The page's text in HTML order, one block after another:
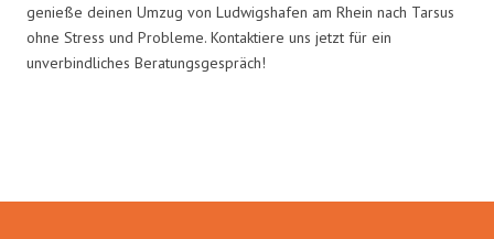
genieße deinen Umzug von Ludwigshafen am Rhein nach Tarsus
ohne Stress und Probleme. Kontaktiere uns jetzt für ein
unverbindliches Beratungsgespräch!